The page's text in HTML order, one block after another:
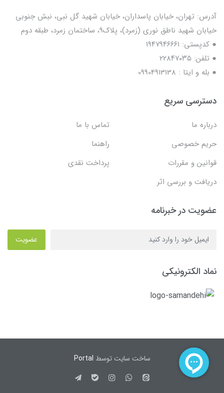
آدرس: تهران، خیابان پاسداران، خیابان شهید گل نبی، نبش جنوبی
خیابان شهید ناطق نوری (زمرد)، پلاک9، ساختمان زمرد، طبقه دوم
● کدپستی: ۱۹۴۷۹۴۶۶۶۱
● تلفن: ٢٢٨۴٧۰۳۵
● بله و ایتا : 09904913138
دسترسی سریع
درباره ما
تماس با ما
حریم خصوصی
راهنما
قوانین و مقررات
پرداخت نقدی
دریافت و بررسی اثر
عضویت در خبرنامه
عضویت
نماد الکترونیکی
ساخت سایت توسط Portal